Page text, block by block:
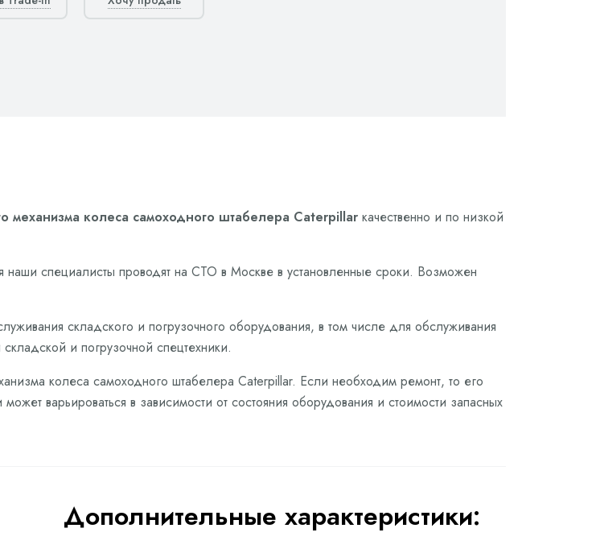
механизма колеса самоходного штабелера Caterpillar качественно и по низкой
специалисты проводят на СТО в Москве в установленные сроки. Возможен
складского и погрузочного оборудования, в том числе для обслуживания
и погрузочной спецтехники.
колеса самоходного штабелера Caterpillar. Если необходим ремонт, то его
варьироваться в зависимости от состояния оборудования и стоимости запасных
Дополнительные характеристики: